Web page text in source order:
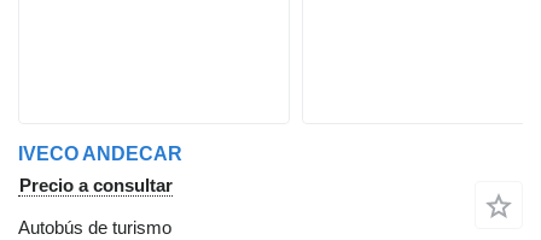
IVECO ANDECAR
Precio a consultar
Autobús de turismo